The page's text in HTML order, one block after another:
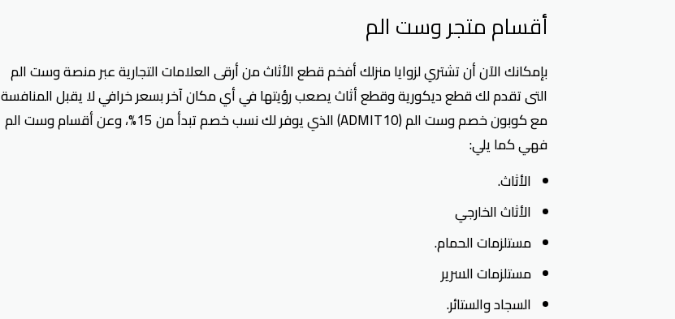
أقسام متجر وست الم
بإمكانك الآن أن تشتري لزوايا منزلك أفخم قطع الأثاث من أرقى العلامات التجارية عبر منصة وست الم
التى تقدم لك قطع ديكورية وقطع أثاث يصعب رؤيتها في أي مكان آخر بسعر خرافي لا يقبل المنافسة
مع كوبون خصم وست الم (ADMIT10) الذي يوفر لك نسب خصم تبدأ من 15%، وعن أقسام وست الم
فهي كما يلي:
الأثاث.
الأثاث الخارجي
مستلزمات الحمام.
مستلزمات السرير
السجاد والستائر.